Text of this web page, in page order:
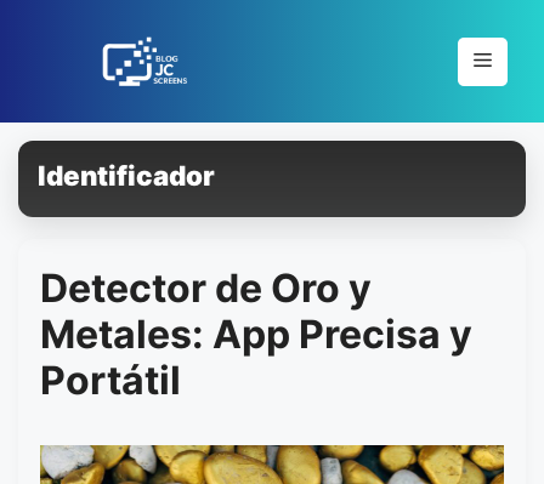
Menu
Identificador
Detector de Oro y
Metales: App Precisa y
Portátil